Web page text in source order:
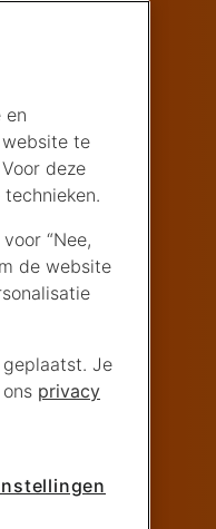
en
te
deze
“Nee,
de website
Je
privacy